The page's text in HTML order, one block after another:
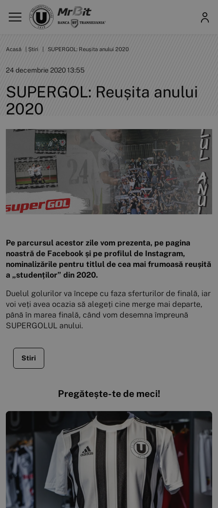
Acasă Știri SUPERGOL: Reușita anului 2020
24 decembrie 2020 13:55
SUPERGOL: Reușita anului
2020
Pe parcursul acestor zile vom prezenta, pe pagina
noastră de Facebook și pe profilul de Instagram,
nominalizările pentru titlul de cea mai frumoasă reușită
a „studenților” din 2020.
Duelul golurilor va începe cu faza sferturilor de finală, iar
voi veți avea ocazia să alegeți cine merge mai departe,
până în marea finală, când vom desemna împreună
SUPERGOLUL anului.
Stiri
Pregătește-te de meci!